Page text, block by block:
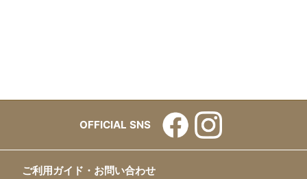
OFFICIAL SNS
ご利用ガイド・お問い合わせ